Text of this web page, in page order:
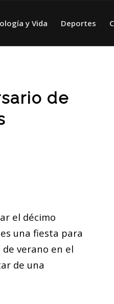
y Vida Deportes
de
el décimo
una fiesta para
verano en el
de una